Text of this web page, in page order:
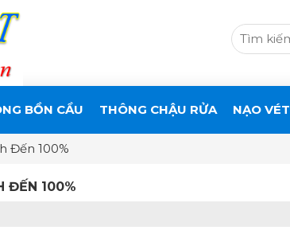
BỒN CẦU THÔNG CHẬU RỬA NẠO VÉT
Đến 100%
ĐẾN 100%